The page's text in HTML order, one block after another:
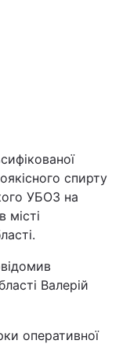
спирту
УБОЗ на
місті
Валерій
оперативної